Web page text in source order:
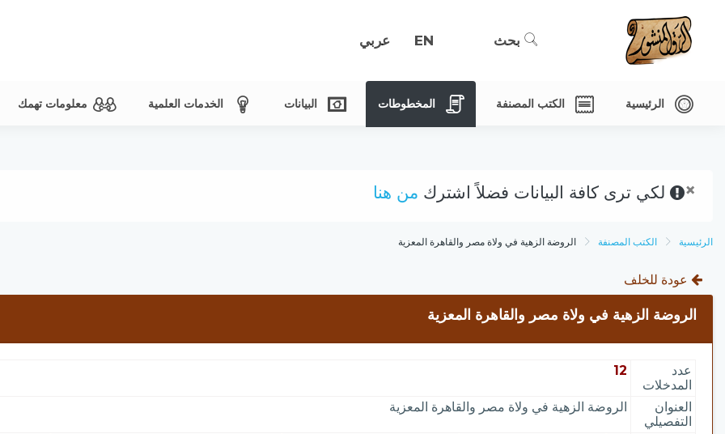
بحث EN عربي
الرئيسية الكتب المصنفة المخطوطات البيانات الخدمات العلمية معلومات تهمك
× لكي ترى كافة البيانات فضلاً اشترك من هنا
الرئيسية الكتب المصنفة الروضة الزهية في ولاة مصر والقاهرة المعزية
عودة للخلف
الروضة الزهية في ولاة مصر والقاهرة المعزية
عدد
المدخلات
12
العنوان
التفصيلي
الروضة الزهية في ولاة مصر والقاهرة المعزية